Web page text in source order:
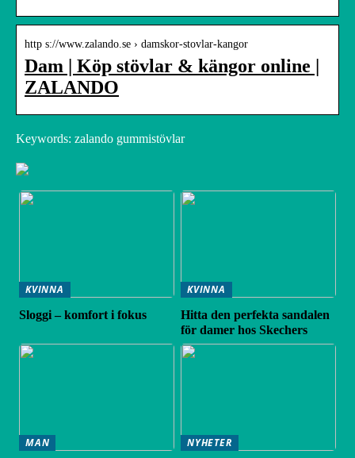
http s://www.zalando.se › damskor-stovlar-kangor
Dam | Köp stövlar & kängor online |
ZALANDO
Keywords: zalando gummistövlar
KVINNA
Sloggi – komfort i fokus
KVINNA
Hitta den perfekta sandalen
för damer hos Skechers
MAN
NYHETER